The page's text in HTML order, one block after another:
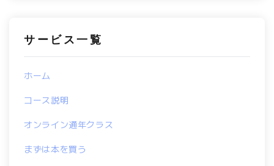
サービス一覧
ホーム
コース説明
オンライン通年クラス
まずは本を買う